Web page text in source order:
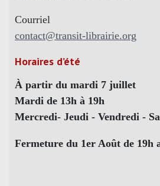
Courriel
contact@transit-librairie.org
Horaires d’été
À partir du mardi 7 juillet
Mardi de 13h à 19h
Mercredi- Jeudi - Vendredi -
Fermeture du 1er Août de 19h